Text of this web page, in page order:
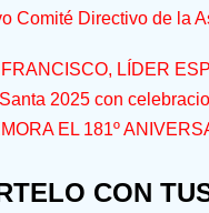
Comité Directivo de la
LÍDER
2025 con
EL 181º
CON